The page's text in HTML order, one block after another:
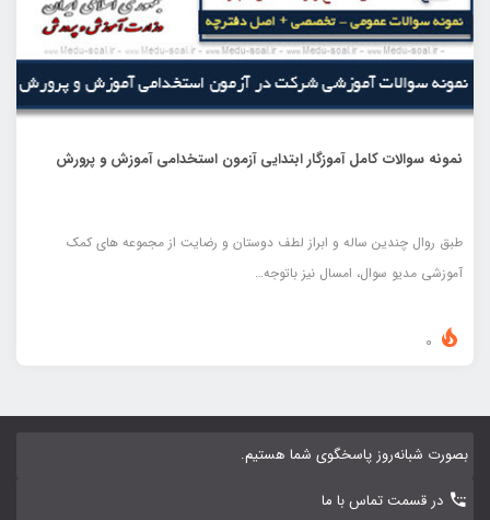
نمونه سوالات کامل آموزگار ابتدایی آزمون استخدامی آموزش و پرورش
طبق روال چندین ساله و ابراز لطف دوستان و رضایت از مجموعه های کمک
آموزشی مدیو سوال، امسال نیز باتوجه…
بصورت شبانه‌روز پاسخگوی شما هستیم.
در قسمت تماس با ما